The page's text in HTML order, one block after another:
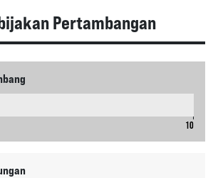
Pertambangan
10